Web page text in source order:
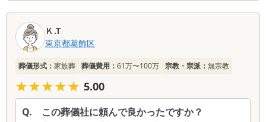
Ｋ.T
東京都葛飾区
葬儀形式： 家族葬 葬儀費用： 61万〜100万 宗教・宗派： 無宗教
★★★★★
★★★★★ 5.00
Q. この葬儀社に頼んで良かったですか？